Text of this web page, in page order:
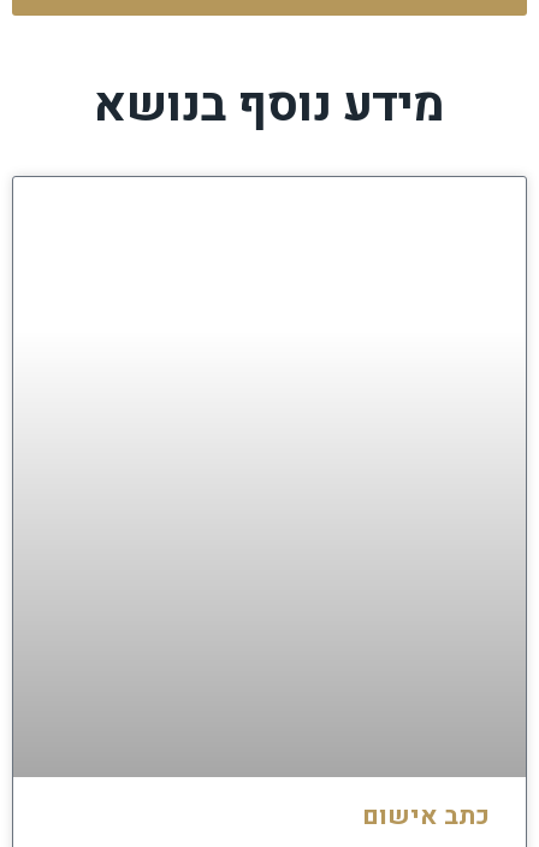
מידע נוסף בנושא
כתב אישום